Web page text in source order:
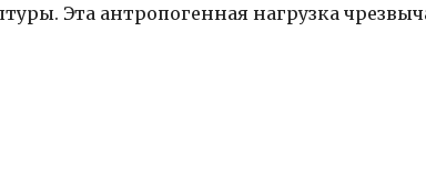
Эта антропогенная нагрузка